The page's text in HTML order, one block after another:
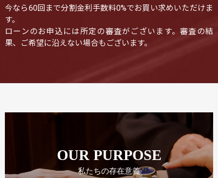
今なら60回まで分割金利手数料0%でお買い求めいただけま
す。
ローンのお申込には所定の審査がございます。審査の結
果、ご希望に沿えない場合もございます。
OUR PURPOSE
私たちの存在意義